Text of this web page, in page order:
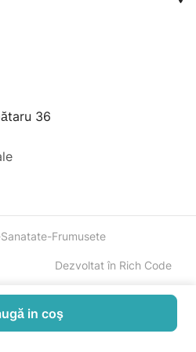
36
Frumusete
Dezvoltat în Rich Code
in coş